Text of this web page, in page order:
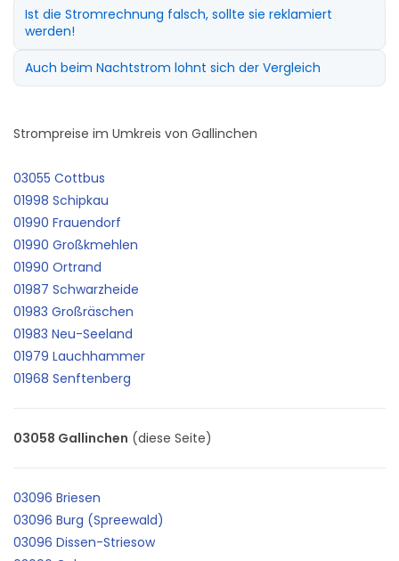
Ist die Stromrechnung falsch, sollte sie reklamiert
werden!
Auch beim Nachtstrom lohnt sich der Vergleich
Strompreise im Umkreis von Gallinchen
03055 Cottbus
01998 Schipkau
01990 Frauendorf
01990 Großkmehlen
01990 Ortrand
01987 Schwarzheide
01983 Großräschen
01983 Neu-Seeland
01979 Lauchhammer
01968 Senftenberg
03058 Gallinchen (diese Seite)
03096 Briesen
03096 Burg (Spreewald)
03096 Dissen-Striesow